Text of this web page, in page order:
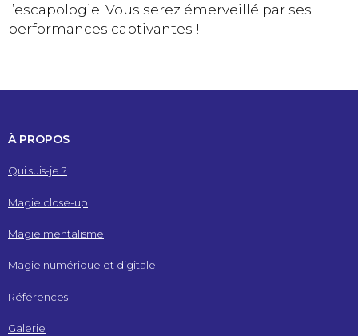
l’escapologie. Vous serez émerveillé par ses
performances captivantes !
À PROPOS
Qui suis-je ?
Magie close-up
Magie mentalisme
Magie numérique et digitale
Références
Galerie